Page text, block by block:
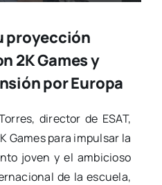
proyección
2K Games y
por Europa
direc­tor de ESAT,
Games para impul­sar la
joven y el ambi­cio­so
de la escue­la,